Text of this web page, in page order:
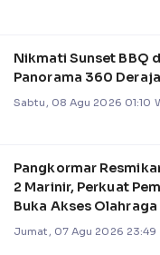
Nikmati Sunset BBQ
Panorama 360
Sabtu, 08 Agu 2026 01:10
Pangkormar
2 Marinir, Perkuat
Buka Akses
Jumat, 07 Agu 2026 23:49